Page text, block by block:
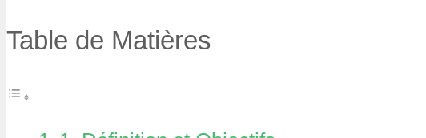
Table de Matières